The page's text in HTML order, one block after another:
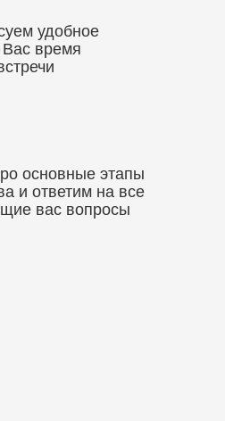
удобное
время
основные этапы
и ответим на все
вас вопросы